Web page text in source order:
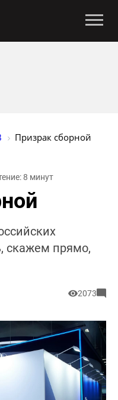
Призрак сборной
8 минут
скажем прямо,
2073